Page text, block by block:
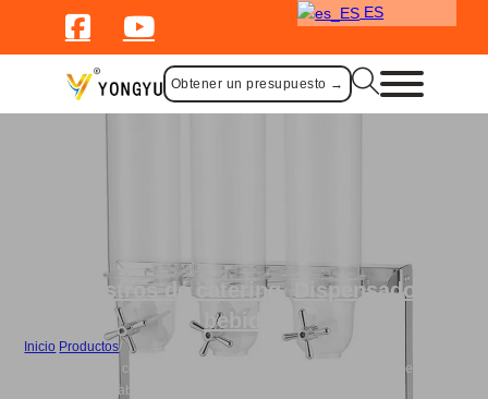
ES
Obtener un presupuesto →
Suministros de catering,
Dispensador de
bebidas
Inicio Productos/
Dispensador de cereales giratorio a granel Dispensador de gravedad
cilíndrico-Tres cabezales